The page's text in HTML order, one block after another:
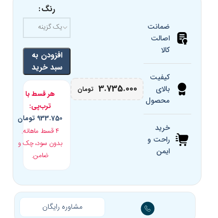
کد محصول
شکل هندسی مستطیل
کاربرد
کار با کامپیوتر، رانندگی و
مناسب برای فرم
صورت
ضمانت
اصالت
کالا
کیفیت
بالای
محصول
خرید
راحت و
ایمن
3.735.000 تومان
رنگ
افزودن به
سبد خرید
هر قسط با
ترب‌پی:
933.750 تومان
۴ قسط ماهانه.
بدون سود، چک و
ضامن.
مشاوره رایگان